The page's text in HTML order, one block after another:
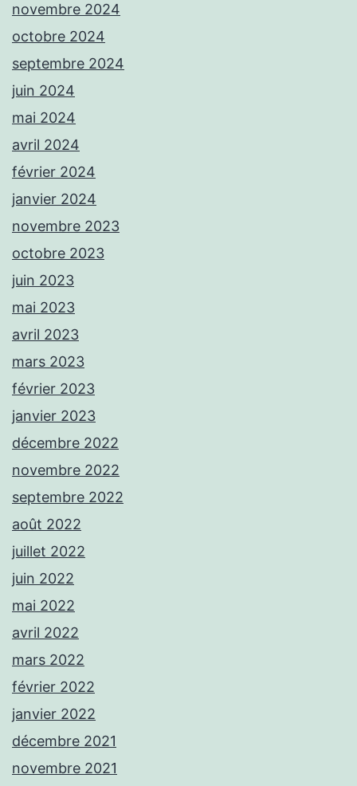
novembre 2024
octobre 2024
septembre 2024
juin 2024
mai 2024
avril 2024
février 2024
janvier 2024
novembre 2023
octobre 2023
juin 2023
mai 2023
avril 2023
mars 2023
février 2023
janvier 2023
décembre 2022
novembre 2022
septembre 2022
août 2022
juillet 2022
juin 2022
mai 2022
avril 2022
mars 2022
février 2022
janvier 2022
décembre 2021
novembre 2021